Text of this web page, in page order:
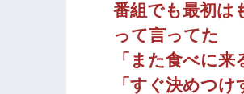
番組でも最初は
って言ってた
「また食べに来
「すぐ決めつ